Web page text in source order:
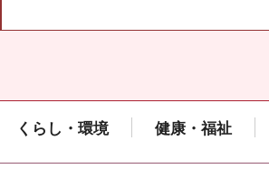
くらし・環境 健康・福祉